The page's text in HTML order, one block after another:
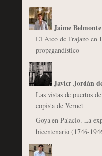
Jaime
El Arco de Trajano en
propagandístico
Javier Jordán
Las vistas de puertos
copista de Vernet
Goya en Palacio. La
bicentenario (1746-